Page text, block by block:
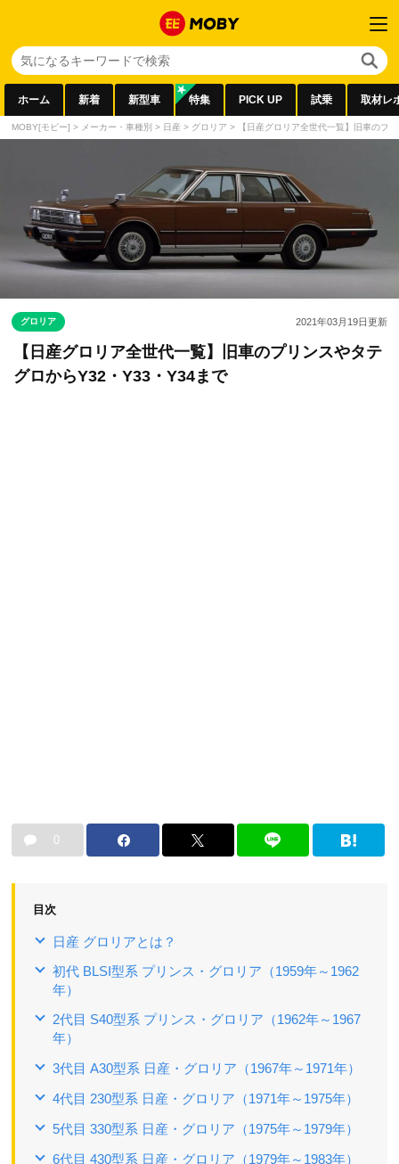
ホーム 新着 新型車 特集 PICK UP 試乗 取材レ
MOBY[モビー] > メーカー・車種別 > 日産 > グロリア > 【日産グロリア全世代一覧】旧車のプ
グロリア 2021年03月19日更新
【日産グロリア全世代一覧】旧車のプリンスやタテ
グロからY32・Y33・Y34まで
0
目次
日産 グロリアとは？
初代 BLSI型系 プリンス・グロリア（1959年～1962
年）
2代目 S40型系 プリンス・グロリア（1962年～1967
年）
3代目 A30型系 日産・グロリア（1967年～1971年）
4代目 230型系 日産・グロリア（1971年～1975年）
5代目 330型系 日産・グロリア（1975年～1979年）
6代目 430型系 日産・グロリア（1979年～1983年）